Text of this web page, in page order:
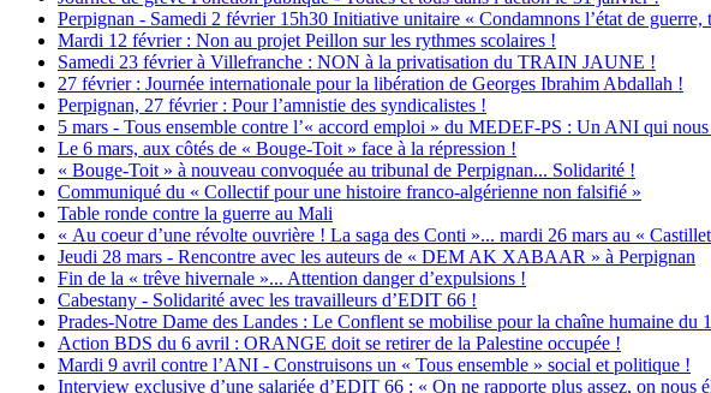
Perpignan - Samedi 2 février 15h30 Initiative unitaire « Condamnons l’état de
Mardi 12 février : Non au projet Peillon sur les rythmes scolaires !
Samedi 23 février à Villefranche : NON à la privatisation du TRAIN JAUNE !
27 février : Journée internationale pour la libération de Georges Ibrahim Abdallah !
Perpignan, 27 février : Pour l’amnistie des syndicalistes !
5 mars - Tous ensemble contre l’« accord emploi » du MEDEF-PS : Un ANI qui
Le 6 mars, aux côtés de « Bouge-Toit » face à la répression !
« Bouge-Toit » à nouveau convoquée au tribunal de Perpignan... Solidarité !
Communiqué du « Collectif pour une histoire franco-algérienne non falsifié »
Table ronde contre la guerre au Mali
« Au coeur d’une révolte ouvrière ! La saga des Conti »... mardi 26 mars au «
Jeudi 28 mars - Rencontre avec les auteurs de « DEM AK XABAAR » à Perpignan
Fin de la « trêve hivernale »... Attention danger d’expulsions !
Cabestany - Solidarité avec les travailleurs d’EDIT 66 !
Prades-Notre Dame des Landes : Le Conflent se mobilise pour la chaîne humaine du
Action BDS du 6 avril : ORANGE doit se retirer de la Palestine occupée !
Mardi 9 avril contre l’ANI - Construisons un « Tous ensemble » social et politique !
Interview exclusive d’une salariée d’EDIT 66 : « On ne rapporte plus assez, on nous